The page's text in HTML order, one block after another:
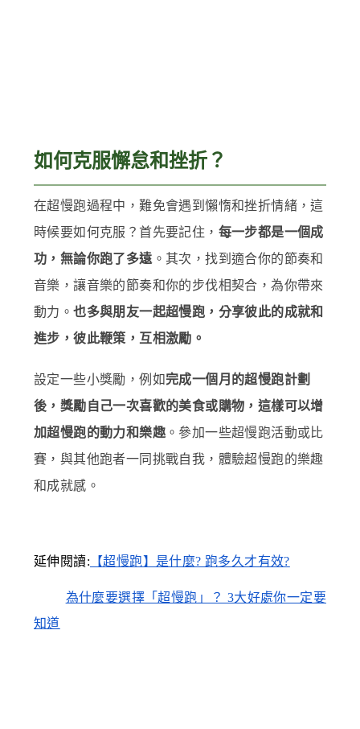
如何克服懈怠和挫折？
在超慢跑過程中，難免會遇到懶惰和挫折情緒，這
時候要如何克服？首先要記住， 每一步都是一個成
功，無論你跑了多遠。其次，找到適合你的節奏和
音樂，讓音樂的節奏和你的步伐相契合，為你帶來
動力。也多與朋友一起超慢跑，分享彼此的成就和
進步，彼此鞭策，互相激勵。
設定一些小獎勵，例如完成一個月的超慢跑計劃
後，獎勵自己一次喜歡的美食或購物，這樣可以增
加超慢跑的動力和樂趣。參加一些超慢跑活動或比
賽，與其他跑者一同挑戰自我，體驗超慢跑的樂趣
和成就感。
延伸閱讀: 【超慢跑】是什麼? 跑多久才有效?
為什麼要選擇「超慢跑」？ 3大好處你一定要
知道